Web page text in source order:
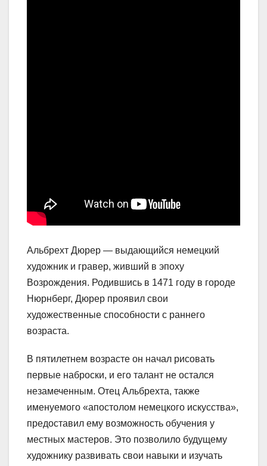
Альбрехт Дюрер — выдающийся немецкий
художник и гравер, живший в эпоху
Возрождения. Родившись в 1471 году в городе
Нюрнберг, Дюрер проявил свои
художественные способности с раннего
возраста.
В пятилетнем возрасте он начал рисовать
первые наброски, и его талант не остался
незамеченным. Отец Альбрехта, также
именуемого «апостолом немецкого искусства»,
предоставил ему возможность обучения у
местных мастеров. Это позволило будущему
художнику развивать свои навыки и изучать